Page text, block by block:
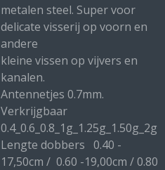
metalen steel. Super voor
delicate visserij op voorn en
andere
kleine vissen op vijvers en
kanalen.
Antennetjes 0.7mm.
Verkrijgbaar
0.4_0.6_0.8_1g_1.25g_1.50g_2g
Lengte dobbers 0.40 -
17,50cm / 0.60 -19,00cm / 0.80